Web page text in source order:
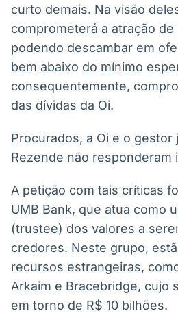
para
curto demais. Na visão
comprometerá a atração
podendo descambar em
bem abaixo do mínimo
consequentemente,
das dívidas da Oi.
Procurados, a Oi e o gestor
Rezende não responderam
A petição com tais críticas
UMB Bank, que atua como
(trustee) dos valores a
credores. Neste grupo,
recursos estrangeiras,
Arkaim e Bracebridge, cujo
em torno de R$ 10 bilhões.